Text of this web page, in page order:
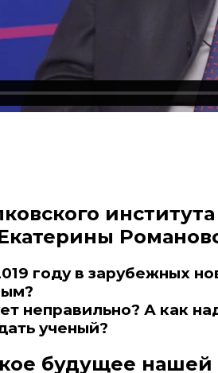
году в зарубежных
неправильно? А как
ученый?
будущее